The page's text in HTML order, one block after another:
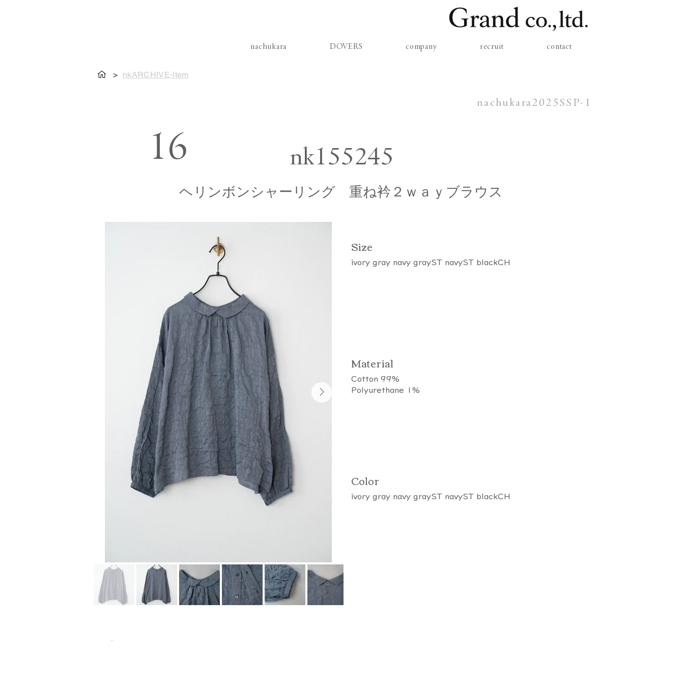
nachukara DOVERS company recruit contact
> nkARCHIVE-Item
nachukara2025SSP-1
16 nk155245
ヘリンボンシャーリング 重ね衿２ｗａｙブラウス
​Size
ivory gray navy grayST navyST blackCH
​Material
Cotton 99%
Polyurethane 1%
Color
ivory gray navy grayST navyST blackCH